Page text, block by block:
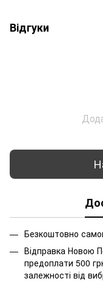
Відгуки
Безкоштовно
Відправка Новою
предоплати 500
залежності від